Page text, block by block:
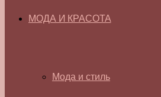
МОДА И КРАСОТА
Мода и стиль